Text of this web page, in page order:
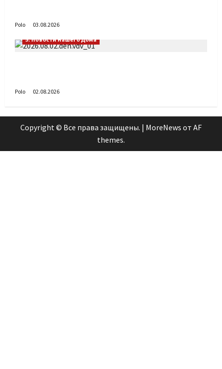
Polo
03.08.2026
5. Новости нашего Дома
Polo 02.08.2026
Copyright © Все права защищены. | MoreNews от AF
themes.